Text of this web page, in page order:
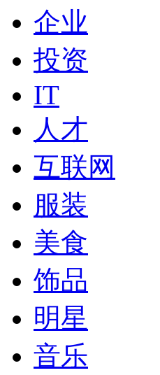
企业
投资
IT
人才
互联网
服装
美食
饰品
明星
音乐